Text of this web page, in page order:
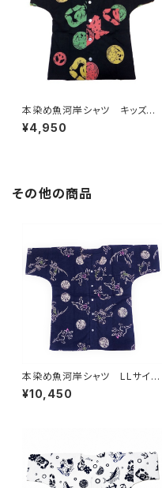
本染め魚河岸シャツ キッズ用1
00サイズ 認定証付き 木綿
晒 平和柄 黒×ラスタ 子供
町
¥4,950
その他の商品
本染め魚河岸シャツ LLサイ
ズ 国宝・鳥獣戯画 高山寺公
認 認定証付き 木綿晒 紺×
ツ 焼津 浜通り 港町
¥10,450